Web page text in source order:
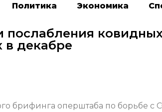
Политика Экономика
послабления
в декабре
брифинга оперштаба по борьбе с